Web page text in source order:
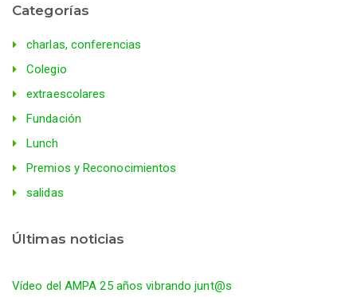
Categorías
charlas, conferencias
Colegio
extraescolares
Fundación
Lunch
Premios y Reconocimientos
salidas
Últimas noticias
Vídeo del AMPA 25 años vibrando junt@s